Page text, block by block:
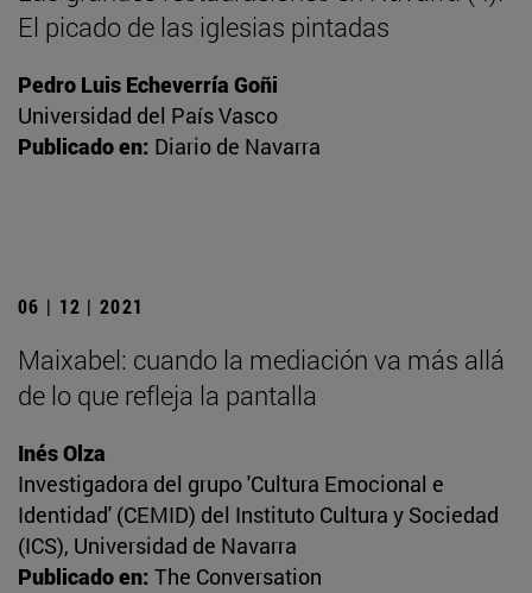
El picado de las iglesias pintadas
Pedro Luis Echeverría Goñi
Universidad del País Vasco
Publicado en: Diario de Navarra
06 | 12 | 2021
Maixabel: cuando la mediación va más allá
de lo que refleja la pantalla
Inés Olza
Investigadora del grupo 'Cultura Emocional e
Identidad' (CEMID) del Instituto Cultura y Sociedad
(ICS), Universidad de Navarra
Publicado en: The Conversation